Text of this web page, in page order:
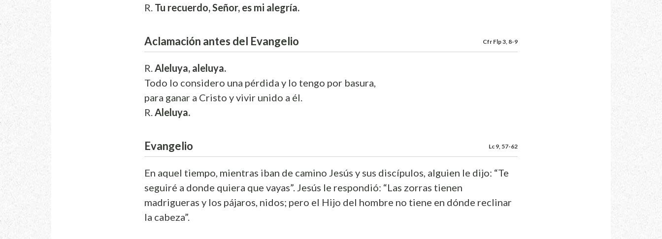
R. Tu recuerdo, Señor, es mi alegría.
Aclamación antes del Evangelio Cfr Flp 3, 8-9
R.Aleluya, aleluya.
Todo lo considero una pérdida y lo tengo por basura,
para ganar a Cristo y vivir unido a él.
R.Aleluya.
Evangelio Lc 9, 57-62
En aquel tiempo, mientras iban de camino Jesús y sus discípulos, alguien le dijo: “Te
seguiré a donde quiera que vayas”. Jesús le respondió: “Las zorras tienen
madrigueras y los pájaros, nidos; pero el Hijo del hombre no tiene en dónde reclinar
la cabeza”.